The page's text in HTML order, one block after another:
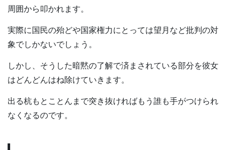
周囲から叩かれます。
実際に国民の殆どや国家権力にとっては望月など批判の対
象でしかないでしょう。
しかし、そうした暗黙の了解で済まされている部分を彼女
はどんどんはね除けていきます。
出る杭もとことんまで突き抜ければもう誰も手がつけられ
なくなるのです。